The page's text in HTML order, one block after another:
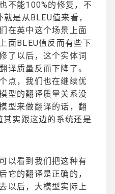
不能100%的修复，不
是从BLEU值来看，
在英中这个场景上面
面BLEU值反而有些下
了以后，这个实体词
译质量反而下降了。
点，我们也在继续优
型的翻译质量关系没
型来做翻译的话，翻
实跟这边的系统还是
以看到我们把这种有
它的翻译是正确的，
以后，大模型实际上